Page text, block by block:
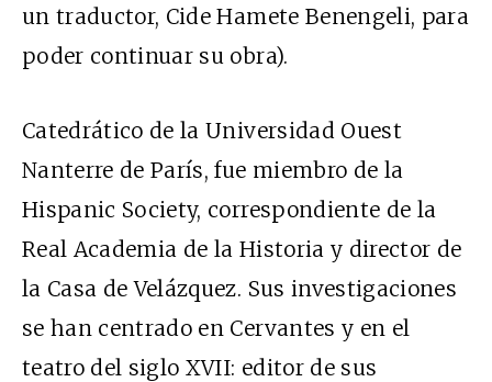
un traductor, Cide Hamete Benengeli, para
poder continuar su obra).
Catedrático de la Universidad Ouest
Nanterre de París, fue miembro de la
Hispanic Society, correspondiente de la
Real Academia de la Historia y director de
la Casa de Velázquez. Sus investigaciones
se han centrado en Cervantes y en el
teatro del siglo XVII: editor de sus